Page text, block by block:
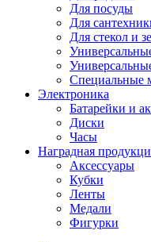
Для посуды
Для
Для стекол и
Специальные
Электроника
Батарейки и
Диски
Часы
Наградная
Аксессуары
Кубки
Ленты
Медали
Фигурки